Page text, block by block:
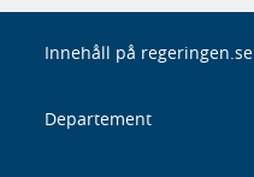
Innehåll på regeringen.se
Departement